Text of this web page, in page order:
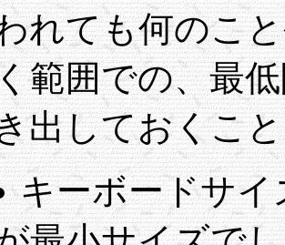
れても何のこ
範囲での、最
出しておくこ
キーボードサ